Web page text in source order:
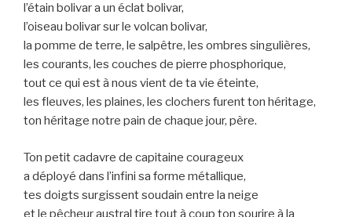
l’étain bolivar a un éclat bolivar,
l’oiseau bolivar sur le volcan bolivar,
la pomme de terre, le salpêtre, les ombres singulières,
les courants, les couches de pierre phosphorique,
tout ce qui est à nous vient de ta vie éteinte,
les fleuves, les plaines, les clochers furent ton héritage,
ton héritage notre pain de chaque jour, père.
Ton petit cadavre de capitaine courageux
a déployé dans l’infini sa forme métallique,
tes doigts surgissent soudain entre la neige
et le pêcheur austral tire tout à coup ton sourire à la